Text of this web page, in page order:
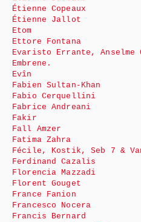
Étienne Copeaux
Étienne Jallot
Etom
Ettore Fontana
Evaristo Errante,
Embrene.
Evîn
Fabien Sultan-Khan
Fabio Cerquellini
Fabrice Andreani
Fakir
Fall Amzer
Fatima Zahra
Fécile, Kostik, Seb 7 &
Ferdinand Cazalis
Florencia Mazzadi
Florent Gouget
France Fanion
Francesco Nocera
Francis Bernard